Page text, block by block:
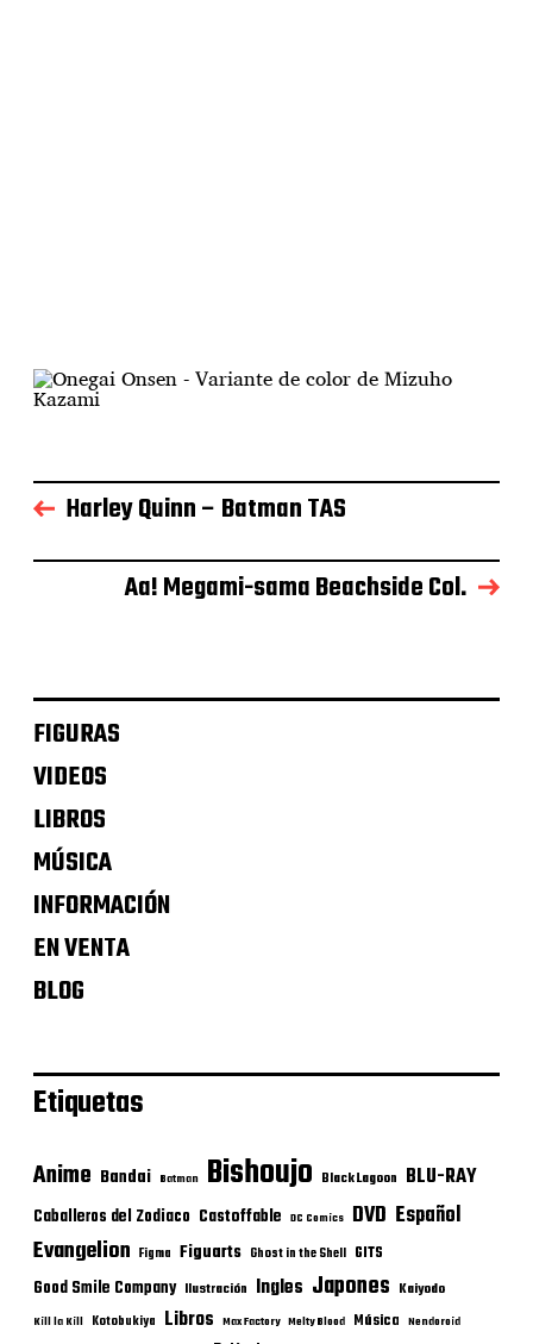
Harley Quinn – Batman TAS
Aa! Megami-sama Beachside Col.
FIGURAS
VIDEOS
LIBROS
MÚSICA
INFORMACIÓN
EN VENTA
BLOG
Etiquetas
Anime Bandai Batman Bishoujo Black Lagoon BLU-RAY
Caballeros del Zodiaco Castoffable DC Comics DVD Español
Evangelion Figma Figuarts Ghost in the Shell GITS
Good Smile Company Ilustración Ingles Japones Kaiyodo
Kill la Kill Kotobukiya Libros Max Factory Melty Blood Música Nendoroid